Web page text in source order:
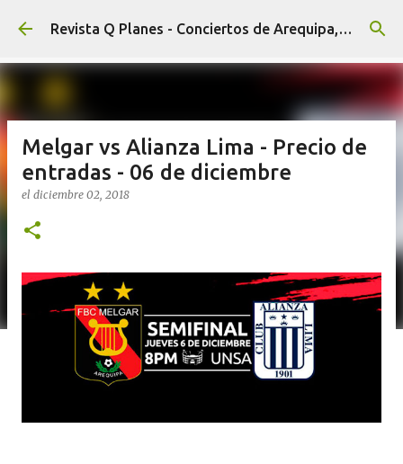
Ir al contenido principal Revista Q Planes - Conciertos de Arequipa, fiestas, eventos y Cultura
Melgar vs Alianza Lima - Precio de
entradas - 06 de diciembre
el diciembre 02, 2018